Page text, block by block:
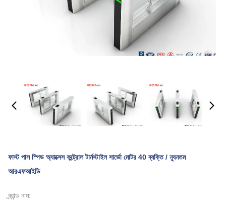
ফাস্ট পাস স্পিড অ্যাক্সেস কন্ট্রোল টার্নস্টাইল সার্ভো মোটর 40 ব্যক্তি / ন্যূনতম
আরএফআইডি
ব্র্যান্ড নাম: